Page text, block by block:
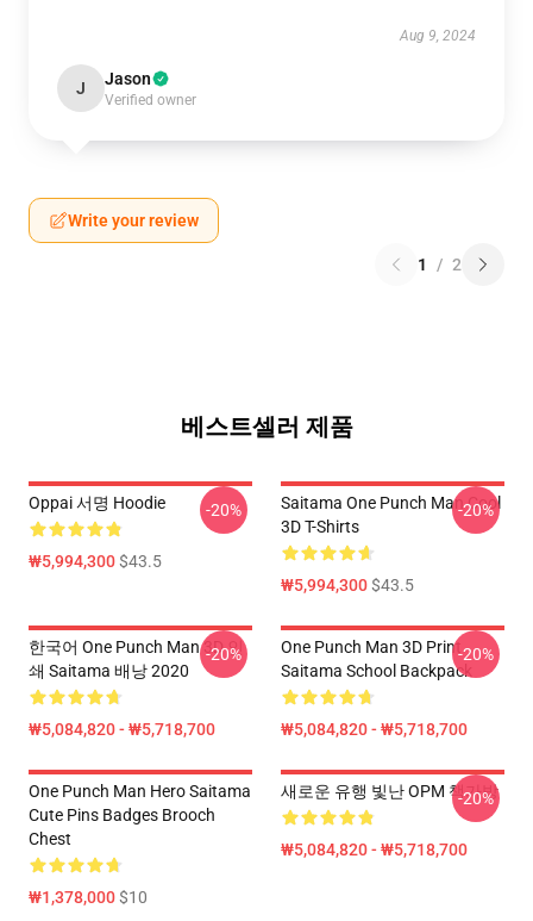
Aug 9, 2024
J Jason
Verified owner
Write your review
1 / 2
베스트셀러 제품
Oppai 서명 Hoodie
₩5,994,300$43.5
-20%
Saitama One Punch Man Cool
3D T-Shirts
₩5,994,300$43.5
-20%
한국어 One Punch Man 3D 인
쇄 Saitama 배낭 2020
₩5,084,820 - ₩5,718,700
-20%
One Punch Man 3D Print
Saitama School Backpack
₩5,084,820 - ₩5,718,700
-20%
One Punch Man Hero Saitama
Cute Pins Badges Brooch
Chest
₩1,378,000$10
새로운 유행 빛난 OPM 책가방
₩5,084,820 - ₩5,718,700
-20%